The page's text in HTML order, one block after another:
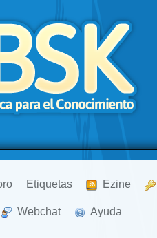
Etiquetas Ezine
Webchat Ayuda